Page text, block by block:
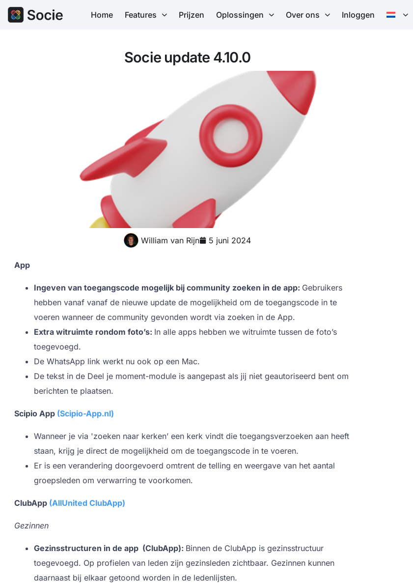
Home Features Prijzen Oplossingen Over ons Inloggen
Socie update 4.10.0
William van Rijn 5 juni 2024
App
Ingeven van toegangscode mogelijk bij community zoeken in de app: Gebruikers
hebben vanaf vanaf de nieuwe update de mogelijkheid om de toegangscode in te
voeren wanneer de community gevonden wordt via zoeken in de App.
Extra witruimte rondom foto’s: In alle apps hebben we witruimte tussen de foto’s
toegevoegd.
De WhatsApp link werkt nu ook op een Mac.
De tekst in de Deel je moment-module is aangepast als jij niet geautoriseerd bent om
berichten te plaatsen.
Scipio App (Scipio-App.nl)
Wanneer je via 'zoeken naar kerken’ een kerk vindt die toegangsverzoeken aan heeft
staan, krijg je direct de mogelijkheid om de toegangscode in te voeren.
Er is een verandering doorgevoerd omtrent de telling en weergave van het aantal
groepsleden om verwarring te voorkomen.
ClubApp (AllUnited ClubApp)
Gezinnen
Gezinsstructuren in de app (ClubApp): Binnen de ClubApp is gezinsstructuur
toegevoegd. Op profielen van leden zijn gezinsleden zichtbaar. Gezinnen kunnen
daarnaast bij elkaar getoond worden in de ledenlijsten.